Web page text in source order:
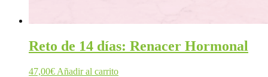
Reto de 14 días: Renacer Hormonal
47,00€ Añadir al carrito